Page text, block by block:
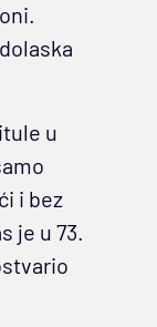
u
i bez
je u 73.